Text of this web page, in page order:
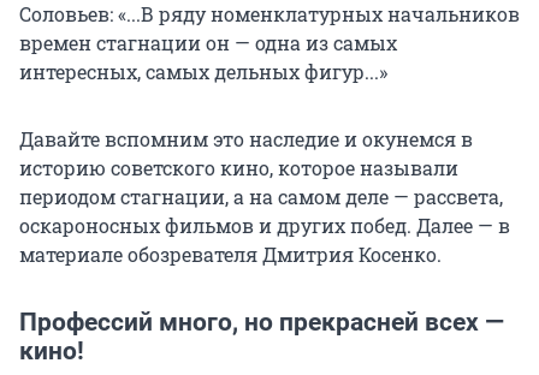
Соловьев: «...В ряду номенклатурных начальников
времен стагнации он — одна из самых
интересных, самых дельных фигур...»
Давайте вспомним это наследие и окунемся в
историю советского кино, которое называли
периодом стагнации, а на самом деле — рассвета,
оскароносных фильмов и других побед. Далее — в
материале обозревателя Дмитрия Косенко.
Профессий много, но прекрасней всех —
кино!